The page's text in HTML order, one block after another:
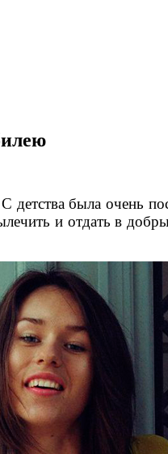
детства была очень
и отдать в